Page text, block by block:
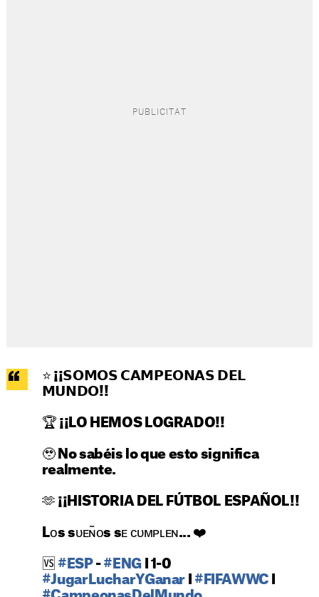
⭐️ ¡¡𝗦𝗢𝗠𝗢𝗦 𝗖𝗔𝗠𝗣𝗘𝗢𝗡𝗔𝗦 𝗗𝗘𝗟
𝗠𝗨𝗡𝗗𝗢!!
🏆 ¡¡LO HEMOS LOGRADO!!
🥹 No sabéis lo que esto significa
realmente.
🫶 ¡¡HISTORIA DEL FÚTBOL ESPAÑOL!!
Lᴏs sᴜᴇɴ̃ᴏs sᴇ ᴄᴜᴍᴘʟᴇɴ... ❤️
🆚 #ESP- #ENGI 1-0
#JugarLucharYGanar
#FIFAWWC